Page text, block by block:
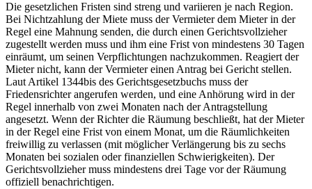
Die gesetzlichen Fristen sind streng und variieren je nach Region.
Bei Nichtzahlung der Miete muss der Vermieter dem Mieter in der
Regel eine Mahnung senden, die durch einen Gerichtsvollzieher
zugestellt werden muss und ihm eine Frist von mindestens 30 Tagen
einräumt, um seinen Verpflichtungen nachzukommen. Reagiert der
Mieter nicht, kann der Vermieter einen Antrag bei Gericht stellen.
Laut Artikel 1344bis des Gerichtsgesetzbuchs muss der
Friedensrichter angerufen werden, und eine Anhörung wird in der
Regel innerhalb von zwei Monaten nach der Antragstellung
angesetzt. Wenn der Richter die Räumung beschließt, hat der Mieter
in der Regel eine Frist von einem Monat, um die Räumlichkeiten
freiwillig zu verlassen (mit möglicher Verlängerung bis zu sechs
Monaten bei sozialen oder finanziellen Schwierigkeiten). Der
Gerichtsvollzieher muss mindestens drei Tage vor der Räumung
offiziell benachrichtigen.